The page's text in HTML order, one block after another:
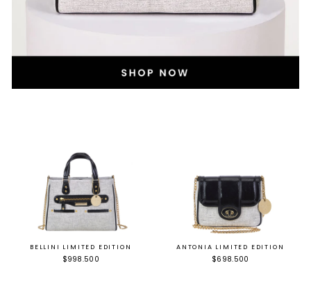
BELLINI LIMITED EDITION
$998.500
ANTONIA LIMITED EDITION
$698.500